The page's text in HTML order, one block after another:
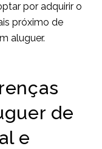
por adquirir o
próximo de
aluguer.
de
e